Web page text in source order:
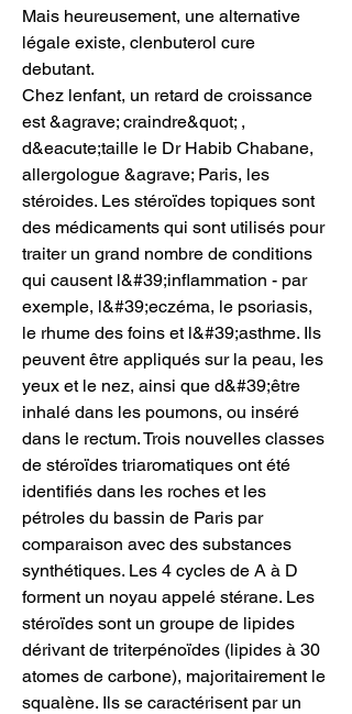
Mais heureusement, une alternative
légale existe, clenbuterol cure
debutant.
Chez lenfant, un retard de croissance
est &agrave; craindre&quot; ,
d&eacute;taille le Dr Habib Chabane,
allergologue &agrave; Paris, les
stéroides. Les stéroïdes topiques sont
des médicaments qui sont utilisés pour
traiter un grand nombre de conditions
qui causent l&#39;inflammation - par
exemple, l&#39;eczéma, le psoriasis,
le rhume des foins et l&#39;asthme. Ils
peuvent être appliqués sur la peau, les
yeux et le nez, ainsi que d&#39;être
inhalé dans les poumons, ou inséré
dans le rectum. Trois nouvelles classes
de stéroïdes triaromatiques ont été
identifiés dans les roches et les
pétroles du bassin de Paris par
comparaison avec des substances
synthétiques. Les 4 cycles de A à D
forment un noyau appelé stérane. Les
stéroïdes sont un groupe de lipides
dérivant de triterpénoïdes (lipides à 30
atomes de carbone), majoritairement le
squalène. Ils se caractérisent par un